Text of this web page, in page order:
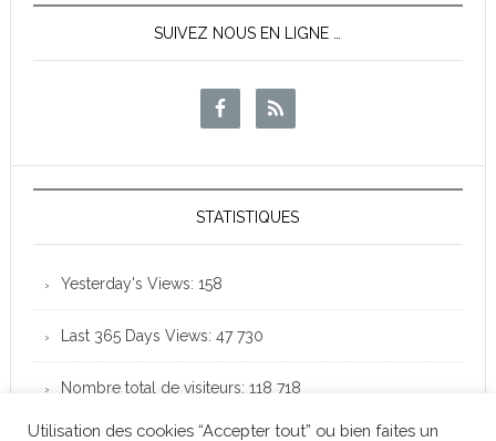
SUIVEZ NOUS EN LIGNE …
STATISTIQUES
Yesterday's Views: 158
Last 365 Days Views: 47 730
Nombre total de visiteurs: 118 718
Utilisation des cookies “Accepter tout” ou bien faites un